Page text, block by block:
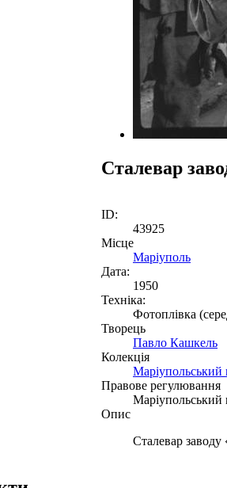
Сталевар
ID:
43925
Місце
Маріуполь
Дата:
1950
Техніка:
Фотоплівка
Творець
Павло Кашкель
Колекція
Маріупольський
Правове регулювання
Маріупольський
Опис
Сталевар заводу